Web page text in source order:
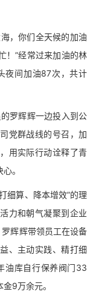
，你们全天候的加油
！”经常过来加油的林
夜间加油87次，共计
罗辉辉一边投入到公
党群战线的号召，加
用实际行动诠释了青
。
算、降本增效”的理
力和朝气凝聚到企业
辉辉带领员工在设备
、主动实践、精打细
油库自行保养阀门33
9万余元。